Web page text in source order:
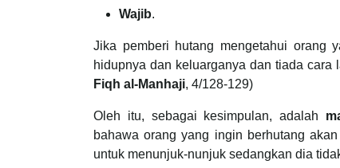
Wajib.
Jika pemberi hutang mengetahui orang
hidupnya dan keluarganya dan tiada
Fiqh al-Manhaji, 4/128-129)
Oleh itu, sebagai kesimpulan, adalah
bahawa orang yang ingin berhutang
untuk menunjuk-nunjuk sedangkan dia